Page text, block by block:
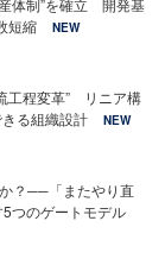
体制”を確立 開発基
短縮
NEW
工程変革” リニア構
る組織設計
NEW
？──「またやり直
つのゲートモデル